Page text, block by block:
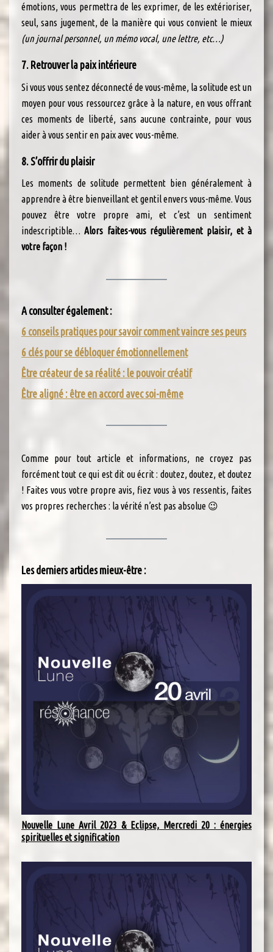
émotions, vous permettra de les exprimer, de les extérioriser,
seul, sans jugement, de la manière qui vous convient le mieux
(un journal personnel, un mémo vocal, une lettre, etc…)
7. Retrouver la paix intérieure
Si vous vous sentez déconnecté de vous-même, la solitude est un
moyen pour vous ressourcez grâce à la nature, en vous offrant
ces moments de liberté, sans aucune contrainte, pour vous
aider à vous sentir en paix avec vous-même.
8. S’offrir du plaisir
Les moments de solitude permettent bien généralement à
apprendre à être bienveillant et gentil envers vous-même. Vous
pouvez être votre propre ami, et c’est un sentiment
indescriptible…Alors faites-vous régulièrement plaisir, et à
votre façon !
A consulter également :
6 conseils pratiques pour savoir comment vaincre ses peurs
6 clés pour se débloquer émotionnellement
Être créateur de sa réalité : le pouvoir créatif
Être aligné : être en accord avec soi-même
Comme pour tout article et informations, ne croyez pas
forcément tout ce qui est dit ou écrit : doutez, doutez, et doutez
! Faites vous votre propre avis, fiez vous à vos ressentis, faites
vos propres recherches : la vérité n’est pas absolue 😉
Les derniers articles mieux-être :
Nouvelle Lune Avril 2023 & Eclipse, Mercredi 20 : énergies
spirituelles et signification